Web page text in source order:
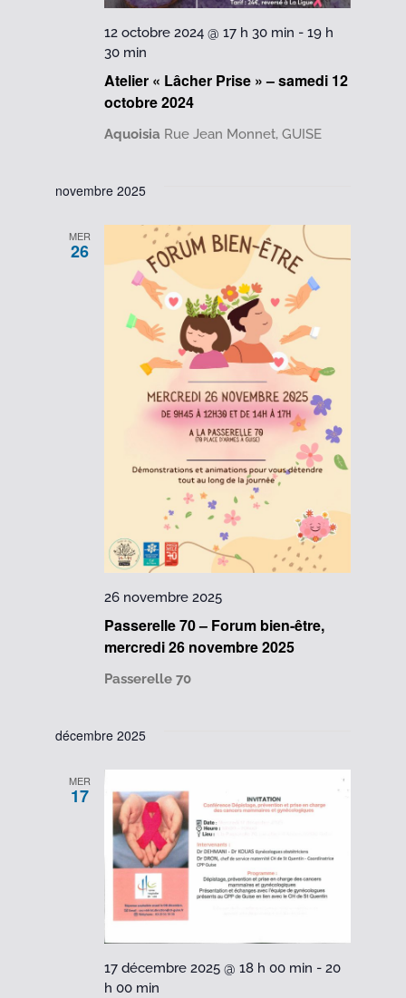
Atelier « Lâcher Prise » – samedi 12
octobre 2024
12 octobre 2024 @ 17 h 30 min -19 h
30 min
Aquoisia Rue Jean Monnet, GUISE
novembre 2025
MER
26
Passerelle 70 – Forum bien-être,
mercredi 26 novembre 2025
26 novembre 2025
Passerelle 70
décembre 2025
MER
17
17 décembre 2025 @ 18 h 00 min -20
h 00 min